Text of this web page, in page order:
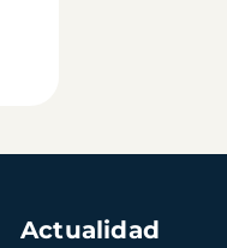
Actualidad